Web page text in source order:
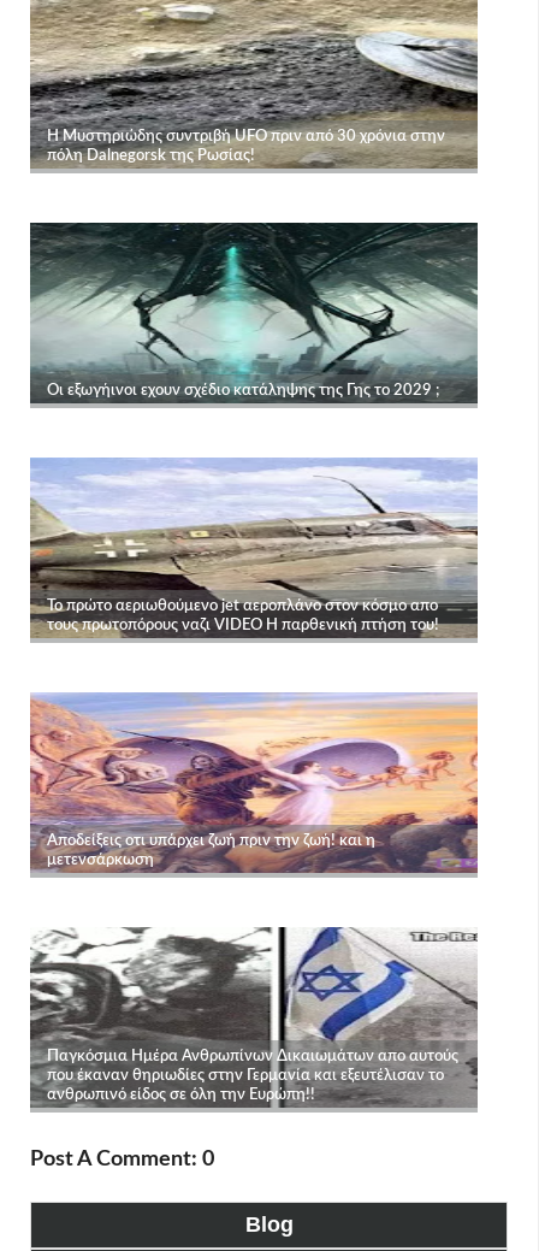
Post A Comment: 0
Blog